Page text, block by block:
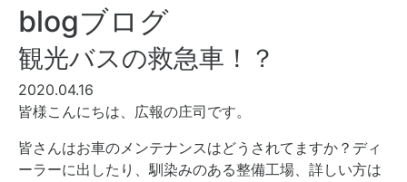
blogブログ
観光バスの救急車！？
2020.04.16
皆様こんにちは、広報の庄司です。
皆さんはお車のメンテナンスはどうされてますか？ディ
ーラーに出したり、馴染みのある整備工場、詳しい方は